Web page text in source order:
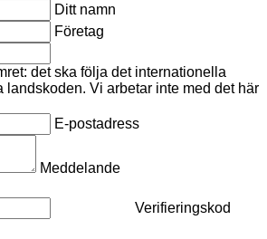
Ditt namn
Företag
det ska följa det internationella
landskoden. Vi arbetar inte med det här
E-postadress
Meddelande
Verifieringskod